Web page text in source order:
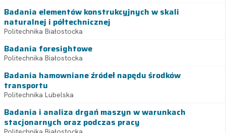
Badania elementów konstrukcyjnych w skali
naturalnej i półtechnicznej
Politechnika Białostocka
Badania foresightowe
Politechnika Białostocka
Badania hamowniane źródeł napędu środków
transportu
Politechnika Lubelska
Badania i analiza drgań maszyn w warunkach
stacjonarnych oraz podczas pracy